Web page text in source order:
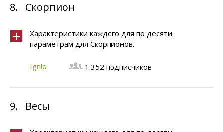
8. Скорпион
Характеристики каждого для по десяти
параметрам для Скорпионов.
Ignio 1.352 подписчиков
9. Весы